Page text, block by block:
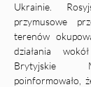
Ukrainie.
przymusowe
terenów
działania
Brytyjskie
poinformowało,